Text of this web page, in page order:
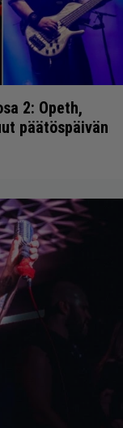
2: Opeth,
päätöspäivän